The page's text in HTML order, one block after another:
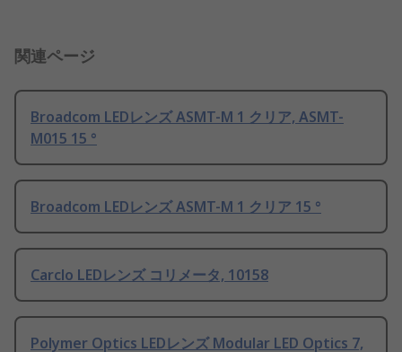
関連ページ
Broadcom LEDレンズ ASMT-M 1 クリア, ASMT-
M015 15 °
Broadcom LEDレンズ ASMT-M 1 クリア 15 °
Carclo LEDレンズ コリメータ, 10158
Polymer Optics LEDレンズ Modular LED Optics 7,